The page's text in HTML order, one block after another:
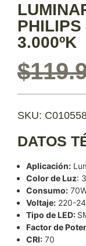
3.000ºK
$
SKU:
DATOS
Aplicación:
Color de Luz:
Consumo:
Voltaje: 220-
Tipo de LED:
Factor de
CRI: 70